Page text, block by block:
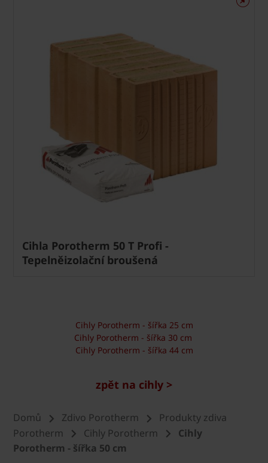
Cihla Porotherm 50 T Profi -
Tepelněizolační broušená
Cihly Porotherm - šířka 25 cm
Cihly Porotherm - šířka 30 cm
Cihly Porotherm - šířka 44 cm
zpět na cihly >
Domů Zdivo Porotherm
Produkty zdiva
Porotherm
Cihly Porotherm
Cihly
Porotherm - šířka 50 cm